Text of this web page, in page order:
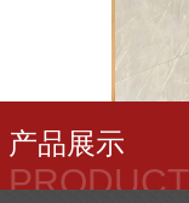
产品展示